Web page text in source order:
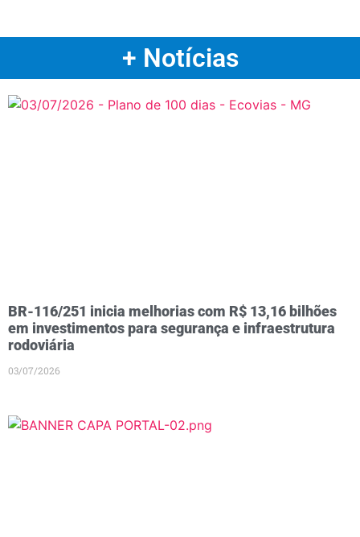
+ Notícias
BR-116/251 inicia melhorias com R$ 13,16 bilhões
em investimentos para segurança e infraestrutura
rodoviária
03/07/2026